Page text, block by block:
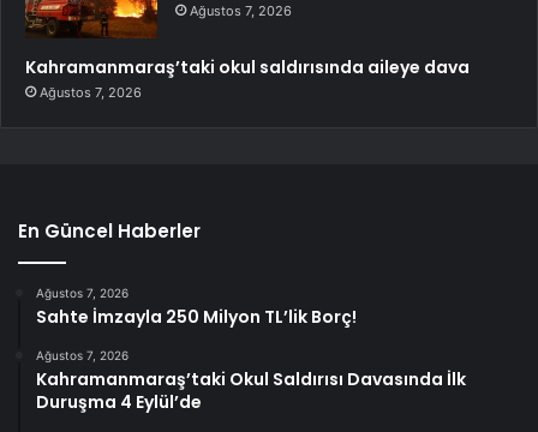
Ağustos 7, 2026
Kahramanmaraş’taki okul saldırısında aileye dava
Ağustos 7, 2026
En Güncel Haberler
Ağustos 7, 2026
Sahte İmzayla 250 Milyon TL’lik Borç!
Ağustos 7, 2026
Kahramanmaraş’taki Okul Saldırısı Davasında İlk
Duruşma 4 Eylül’de